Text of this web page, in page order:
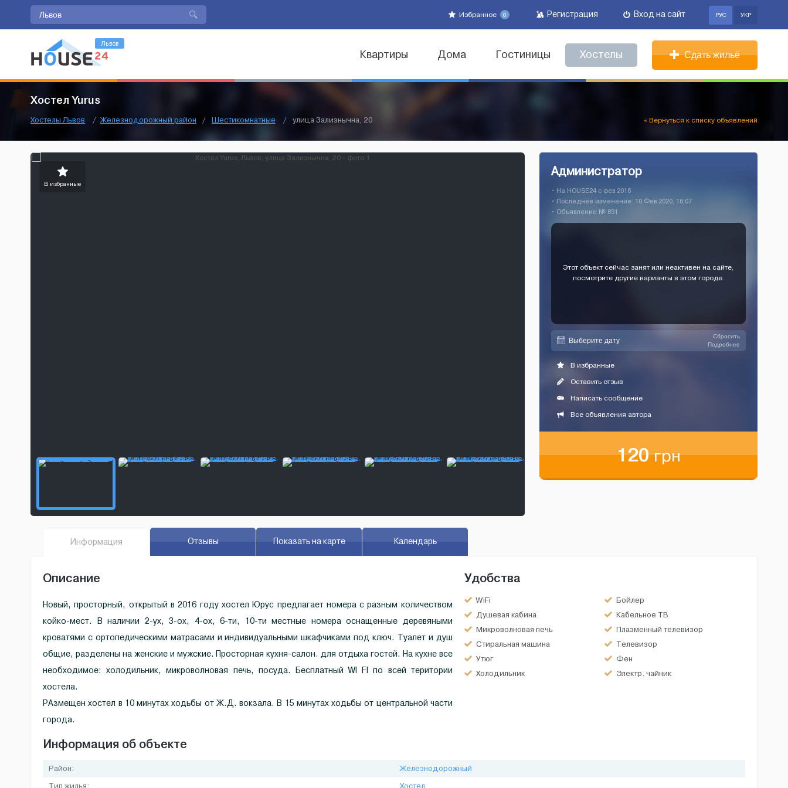
Избранное 0 Регистрация Вход на сайт РУС УКР
Львов
Квартиры Дома Гостиницы Хостелы Сдать жильё
Хостел Yurus
Хостелы Львов / Железнодорожный район / Шестикомнатные / улица Зализнычна, 20 « Вернуться к списку объявлений
В избранные
Администратор
• На HOUSE24 c фев 2016
• Последнее изменение: 10 Фев 2020, 16:07
• Объявление № 891
Этот объект сейчас занят или неактивен на сайте,
посмотрите другие варианты в этом городе.
Сбросить
Подробнее
В избранные
Оставить отзыв
Написать сообщение
Все объявления автора
120грн
Информация Отзывы Показать на карте Календарь
Описание
Новый, просторный, открытый в 2016 году хостел Юрус предлагает номера с разным количеством
койко-мест. В наличии 2-ух, 3-ох, 4-ох, 6-ти, 10-ти местные номера оснащенные деревяными
кроватями с ортопедическими матрасами и индивидуальными шкафчиками под ключ. Туалет и душ
общие, разделены на женские и мужские. Просторная кухня-салон. для отдыха гостей. На кухне все
необходимое: холодильник, микроволновая печь, посуда. Бесплатный WI FI по всей територии
хостела.
РАзмещен хостел в 10 минутах ходьбы от Ж.Д. вокзала. В 15 минутах ходьбы от центральной части
города.
Удобства
WiFi
Бойлер
Душевая кабина
Кабельное ТВ
Микроволновая печь
Плазменный телевизор
Стиральная машина
Телевизор
Утюг
Фен
Холодильник
Электр. чайник
Информация об объекте
Район:
Железнодорожный